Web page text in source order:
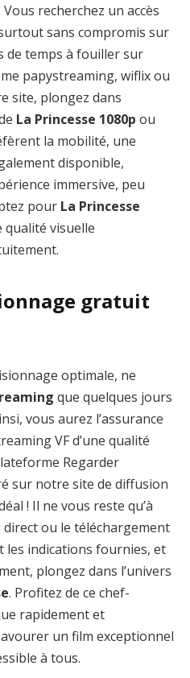
Vous recherchez un accès
sans compromis sur
de temps à fouiller sur
papystreaming, wiflix ou
site, plongez dans
La Princesse 1080p ou
la mobilité, une
disponible,
immersive, peu
pour La Princesse
visuelle
gratuit
optimale, ne
que quelques jours
vous aurez l’assurance
VF d’une qualité
Regarder
sur notre site de diffusion
! Il ne vous reste qu’à
ou le téléchargement
les indications fournies, et
plongez dans l’univers
. Profitez de ce chef-
rapidement et
un film exceptionnel
à tous.